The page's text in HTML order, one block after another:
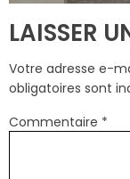
LAISSER
Votre adresse e-
obligatoires sont
Commentaire *